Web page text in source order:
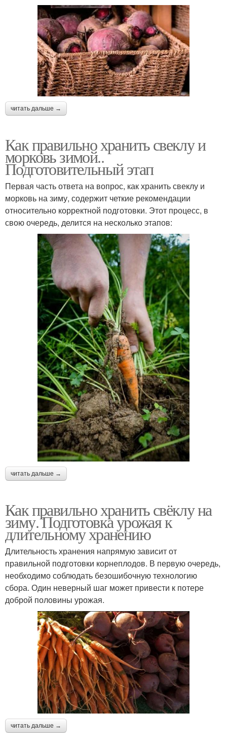
читать дальше →
Как правильно хранить свеклу и
морковь зимой..
Подготовительный этап
Первая часть ответа на вопрос, как хранить свеклу и
морковь на зиму, содержит четкие рекомендации
относительно корректной подготовки. Этот процесс, в
свою очередь, делится на несколько этапов:
читать дальше →
Как правильно хранить свёклу на
зиму. Подготовка урожая к
длительному хранению
Длительность хранения напрямую зависит от
правильной подготовки корнеплодов. В первую очередь,
необходимо соблюдать безошибочную технологию
сбора. Один неверный шаг может привести к потере
доброй половины урожая.
читать дальше →